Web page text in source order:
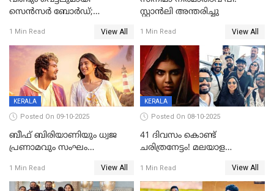
സെന്‍സര്‍ ബോര്‍ഡ്;
തിരുത്തല്‍
1 Min Read View All
സ്റ്റാൻലി അന്തരിച്ചു
1 Min Read View All
KERALA
Posted On 09-10-2025
ബീഫ് ബിരിയാണിയും ധ്വജ
പ്രണാമവും സംഘം
നിഗത്തിന്റെ ഹാൽ
സിനിമയ്ക്ക്
1 Min Read View All
KERALA
Posted On 08-10-2025
41 ദിവസം കൊണ്ട്
ചരിത്രനേട്ടം! മലയാള
അധ്യായം, വിസ്മയമായി
ലോക 300 കോടി ക്ലബ്ബിൽ
1 Min Read View All